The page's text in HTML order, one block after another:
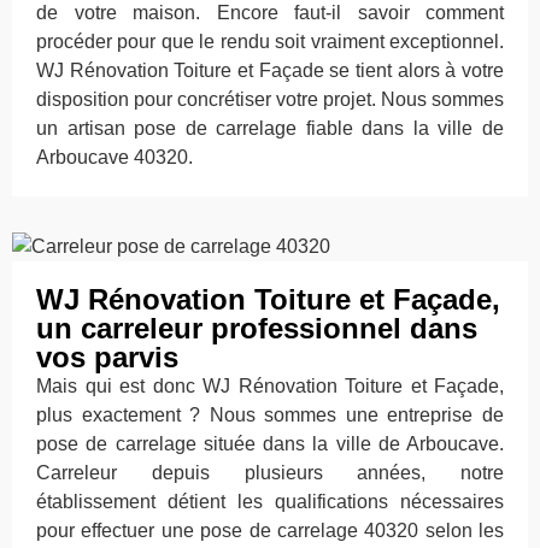
de votre maison. Encore faut-il savoir comment
procéder pour que le rendu soit vraiment exceptionnel.
WJ Rénovation Toiture et Façade se tient alors à votre
disposition pour concrétiser votre projet. Nous sommes
un artisan pose de carrelage fiable dans la ville de
Arboucave 40320.
WJ Rénovation Toiture et Façade,
un carreleur professionnel dans
vos parvis
Mais qui est donc WJ Rénovation Toiture et Façade,
plus exactement ? Nous sommes une entreprise de
pose de carrelage située dans la ville de Arboucave.
Carreleur depuis plusieurs années, notre
établissement détient les qualifications nécessaires
pour effectuer une pose de carrelage 40320 selon les